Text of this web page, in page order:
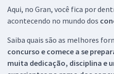
Aqui, no Gran, você fica por
acontecendo no mundo dos
Saiba quais são as melhores
concurso e comece a se
muita dedicação, disciplina e